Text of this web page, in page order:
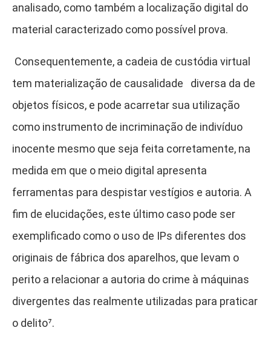
analisado, como também a localização digital do
material caracterizado como possível prova.
Consequentemente, a cadeia de custódia virtual
tem materialização de causalidade diversa da de
objetos físicos, e pode acarretar sua utilização
como instrumento de incriminação de indivíduo
inocente mesmo que seja feita corretamente, na
medida em que o meio digital apresenta
ferramentas para despistar vestígios e autoria. A
fim de elucidações, este último caso pode ser
exemplificado como o uso de IPs diferentes dos
originais de fábrica dos aparelhos, que levam o
perito a relacionar a autoria do crime à máquinas
divergentes das realmente utilizadas para praticar
o delito⁷.